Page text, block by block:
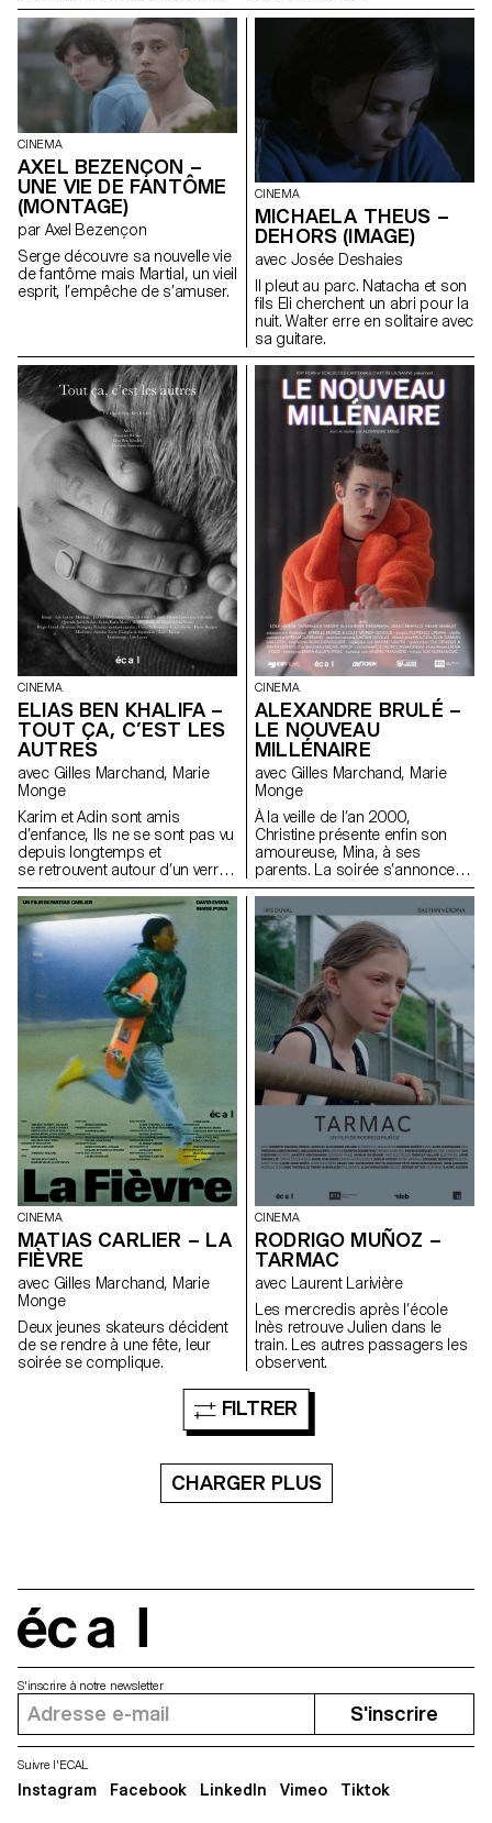
CINEMA
AXEL BEZENÇON –
UNE VIE DE FANTÔME
(MONTAGE)
par Axel Bezençon
Serge découvre sa nouvelle vie
de fantôme mais Martial, un vieil
esprit, l’empêche de s’amuser.
CINEMA
MICHAELA THEUS –
DEHORS (IMAGE)
avec Josée Deshaies
Il pleut au parc. Natacha et son
fils Eli cherchent un abri pour la
nuit. Walter erre en solitaire avec
sa guitare.
CINEMA
ELIAS BEN KHALIFA –
TOUT ÇA, C’EST LES
AUTRES
avec Gilles Marchand, Marie
Monge
Karim et Adin sont amis
d’enfance, Ils ne se sont pas vu
depuis longtemps et
se retrouvent autour d’un verre
pour rattraper le temps perdu.
CINEMA
ALEXANDRE BRULÉ –
LE NOUVEAU
MILLÉNAIRE
avec Gilles Marchand, Marie
Monge
À la veille de l’an 2000,
Christine présente enfin son
amoureuse, Mina, à ses
parents. La soirée s’annonce
étrange.
CINEMA
MATIAS CARLIER – LA
FIÈVRE
avec Gilles Marchand, Marie
Monge
Deux jeunes skateurs décident
de se rendre à une fête, leur
soirée se complique.
CINEMA
RODRIGO MUÑOZ –
TARMAC
avec Laurent Larivière
Les mercredis après l’école
Inès retrouve Julien dans le
train. Les autres passagers les
observent.
FILTRER
CHARGER PLUS
S'inscrire à notre newsletter
S'inscrire
Suivre l'ECAL
Instagram Facebook LinkedIn Vimeo Tiktok